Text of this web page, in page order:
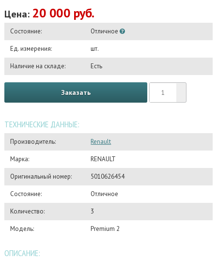
Цена: 20 000 руб.
Состояние: Отличное
Ед. измерения: шт.
Наличие на складе: Есть
Заказать
ТЕХНИЧЕСКИЕ ДАННЫЕ:
Производитель: Renault
Марка: RENAULT
Оригинальный номер: 5010626454
Состояние: Отличное
Количество: 3
Модель: Premium 2
ОПИСАНИЕ: